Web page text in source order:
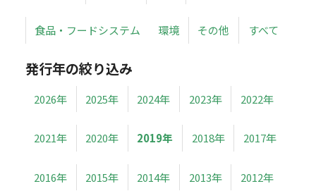
食品・フードシステム 環境 その他 すべて
発行年の絞り込み
2026年 2025年 2024年 2023年 2022年
2021年 2020年 2019年 2018年 2017年
2016年 2015年 2014年 2013年 2012年